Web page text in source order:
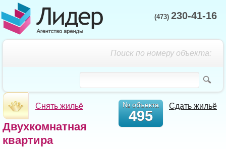
(473) 230-41-16
Поиск по номеру объекта:
Снять жильё Сдать жильё
№ объекта
495
Двухкомнатная
квартира